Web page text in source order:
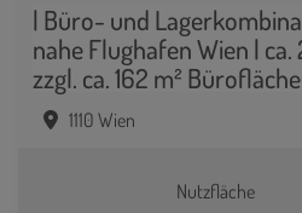
| Büro- und
nahe Flughafen Wien |
zzgl. ca. 162 m²
1110 Wien
Nutzfläche